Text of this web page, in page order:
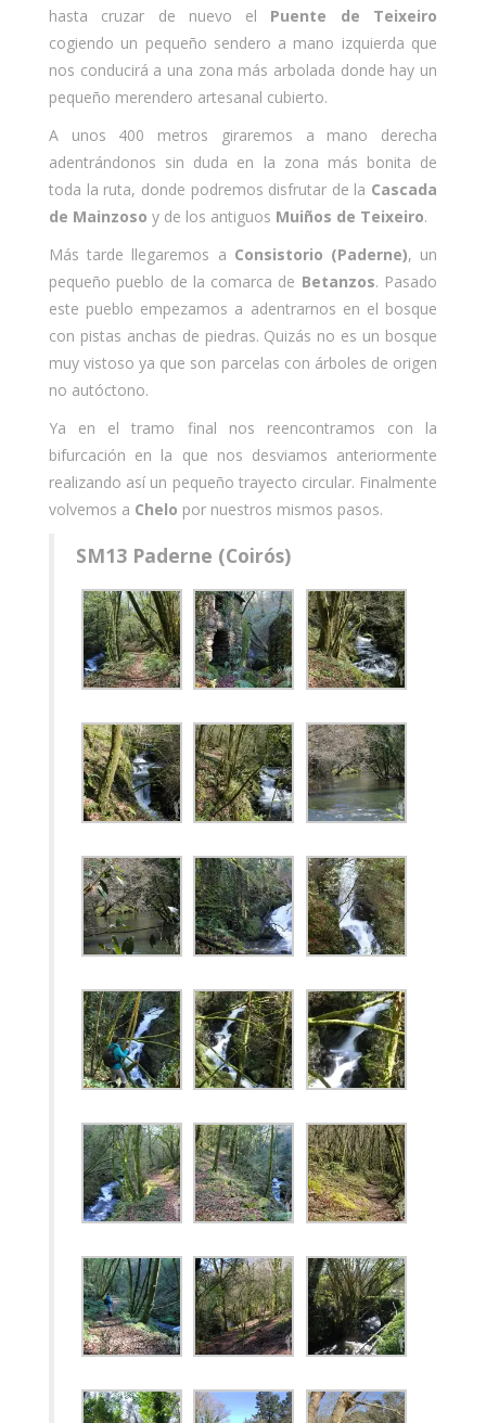
hasta cruzar de nuevo el Puente de Teixeiro
cogiendo un pequeño sendero a mano izquierda que
nos conducirá a una zona más arbolada donde hay un
pequeño merendero artesanal cubierto.
A unos 400 metros giraremos a mano derecha
adentrándonos sin duda en la zona más bonita de
toda la ruta, donde podremos disfrutar de la Cascada
de Mainzoso y de los antiguos Muiños de Teixeiro.
Más tarde llegaremos a Consistorio (Paderne), un
pequeño pueblo de la comarca de Betanzos. Pasado
este pueblo empezamos a adentrarnos en el bosque
con pistas anchas de piedras. Quizás no es un bosque
muy vistoso ya que son parcelas con árboles de origen
no autóctono.
Ya en el tramo final nos reencontramos con la
bifurcación en la que nos desviamos anteriormente
realizando así un pequeño trayecto circular. Finalmente
volvemos a Chelo por nuestros mismos pasos.
SM13 Paderne (Coirós)